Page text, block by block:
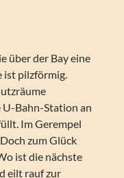
über der Bay eine
ist pilzförmig.
U-Bahn-Station an
Im Gerempel
zum Glück
ist die nächste
eilt rauf zur